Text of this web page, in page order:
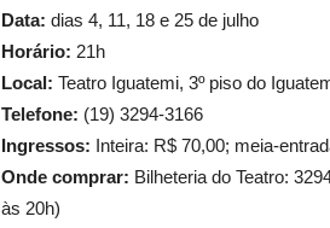
Data: dias 4, 11, 18 e 25 de julho
Horário: 21h
Local: Teatro Iguatemi, 3º piso do
Telefone: (19) 3294-3166
Ingressos: Inteira: R$ 70,00; meia-
Onde comprar: Bilheteria do Teatro:
às 20h)